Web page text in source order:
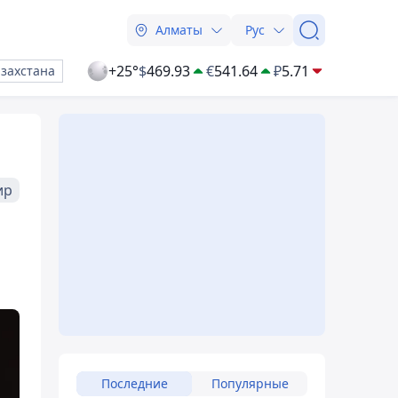
Алматы Рус
+25°$469.93 €541.64 ₽5.71
Последние Популярные